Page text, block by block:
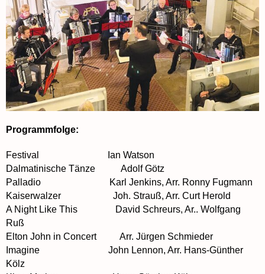
Programmfolge:
Festival Ian Watson
Dalmatinische Tänze Adolf Götz
Palladio Karl Jenkins, Arr. Ronny Fugmann
Kaiserwalzer Joh. Strauß, Arr. Curt Herold
A Night Like This David Schreurs, Ar.. Wolfgang
Ruß
Elton John in Concert Arr. Jürgen Schmieder
Imagine John Lennon, Arr. Hans-Günther
Kölz